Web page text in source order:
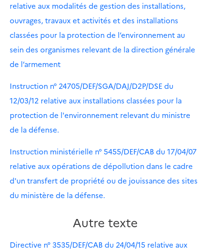
relative aux modalités de gestion des installations,
ouvrages, travaux et activités et des installations
classées pour la protection de l’environnement au
sein des organismes relevant de la direction générale
de l’armement
Instruction n° 24705/DEF/SGA/DAJ/D2P/DSE du
12/03/12 relative aux installations classées pour la
protection de l'environnement relevant du ministre
de la défense.
Instruction ministérielle n° 5455/DEF/CAB du 17/04/07
relative aux opérations de dépollution dans le cadre
d'un transfert de propriété ou de jouissance des sites
du ministère de la défense.
Autre texte
Directive n° 3535/DEF/CAB du 24/04/15 relative aux